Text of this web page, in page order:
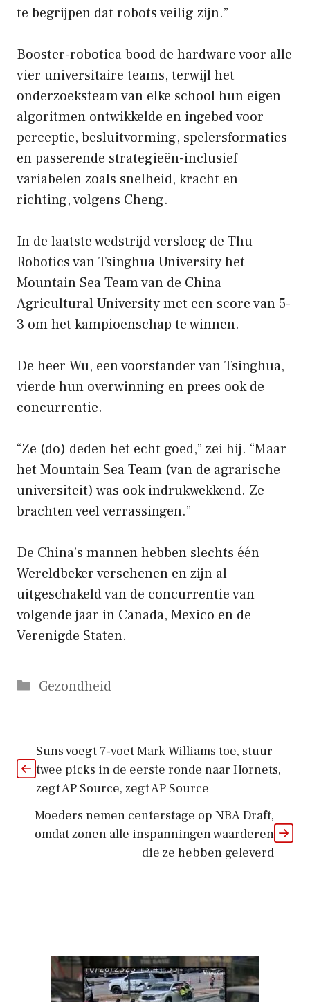
te begrijpen dat robots veilig zijn.”
Booster-robotica bood de hardware voor alle
vier universitaire teams, terwijl het
onderzoeksteam van elke school hun eigen
algoritmen ontwikkelde en ingebed voor
perceptie, besluitvorming, spelersformaties
en passerende strategieën-inclusief
variabelen zoals snelheid, kracht en
richting, volgens Cheng.
In de laatste wedstrijd versloeg de Thu
Robotics van Tsinghua University het
Mountain Sea Team van de China
Agricultural University met een score van 5-
3 om het kampioenschap te winnen.
De heer Wu, een voorstander van Tsinghua,
vierde hun overwinning en prees ook de
concurrentie.
“Ze (do) deden het echt goed,” zei hij. “Maar
het Mountain Sea Team (van de agrarische
universiteit) was ook indrukwekkend. Ze
brachten veel verrassingen.”
De China’s mannen hebben slechts één
Wereldbeker verschenen en zijn al
uitgeschakeld van de concurrentie van
volgende jaar in Canada, Mexico en de
Verenigde Staten.
Categorieën
Gezondheid
Suns voegt 7-voet Mark Williams toe, stuur
twee picks in de eerste ronde naar Hornets,
zegt AP Source, zegt AP Source
Moeders nemen centerstage op NBA Draft,
omdat zonen alle inspanningen waarderen
die ze hebben geleverd